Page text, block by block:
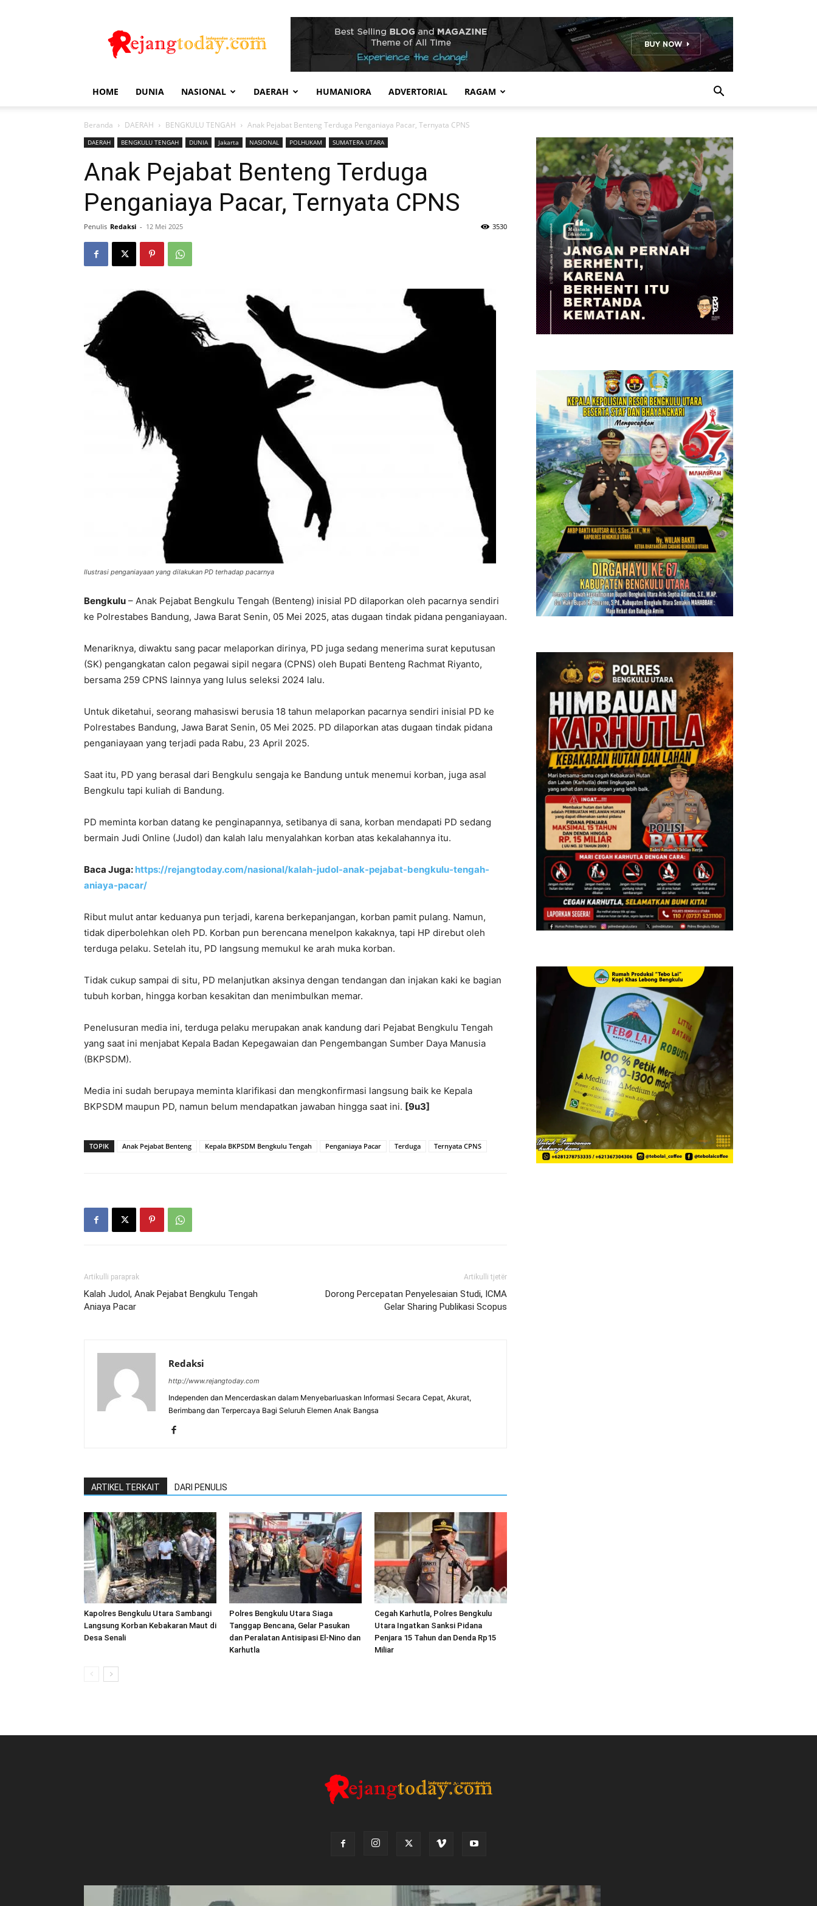
Today
HOME DUNIA NASIONAL DAERAH HUMANIORA ADVERTORIAL RAGAM
Beranda DAERAH BENGKULU TENGAH Anak Pejabat Benteng Terduga Penganiaya Pacar, Ternyata CPNS
DAERAH BENGKULU TENGAH DUNIA Jakarta NASIONAL POLHUKAM SUMATERA UTARA
Anak Pejabat Benteng Terduga
Penganiaya Pacar, Ternyata CPNS
Penulis Redaksi - 12 Mei 2025 3530
Ilustrasi penganiayaan yang dilakukan PD terhadap pacarnya
Bengkulu – Anak Pejabat Bengkulu Tengah (Benteng) inisial PD dilaporkan oleh pacarnya sendiri
ke Polrestabes Bandung, Jawa Barat Senin, 05 Mei 2025, atas dugaan tindak pidana penganiayaan.
Menariknya, diwaktu sang pacar melaporkan dirinya, PD juga sedang menerima surat keputusan
(SK) pengangkatan calon pegawai sipil negara (CPNS) oleh Bupati Benteng Rachmat Riyanto,
bersama 259 CPNS lainnya yang lulus seleksi 2024 lalu.
Untuk diketahui, seorang mahasiswi berusia 18 tahun melaporkan pacarnya sendiri inisial PD ke
Polrestabes Bandung, Jawa Barat Senin, 05 Mei 2025. PD dilaporkan atas dugaan tindak pidana
penganiayaan yang terjadi pada Rabu, 23 April 2025.
Saat itu, PD yang berasal dari Bengkulu sengaja ke Bandung untuk menemui korban, juga asal
Bengkulu tapi kuliah di Bandung.
PD meminta korban datang ke penginapannya, setibanya di sana, korban mendapati PD sedang
bermain Judi Online (Judol) dan kalah lalu menyalahkan korban atas kekalahannya itu.
Baca Juga: https://rejangtoday.com/nasional/kalah-judol-anak-pejabat-bengkulu-tengah-
aniaya-pacar/
Ribut mulut antar keduanya pun terjadi, karena berkepanjangan, korban pamit pulang. Namun,
tidak diperbolehkan oleh PD. Korban pun berencana menelpon kakaknya, tapi HP direbut oleh
terduga pelaku. Setelah itu, PD langsung memukul ke arah muka korban.
Tidak cukup sampai di situ, PD melanjutkan aksinya dengan tendangan dan injakan kaki ke bagian
tubuh korban, hingga korban kesakitan dan menimbulkan memar.
Penelusuran media ini, terduga pelaku merupakan anak kandung dari Pejabat Bengkulu Tengah
yang saat ini menjabat Kepala Badan Kepegawaian dan Pengembangan Sumber Daya Manusia
(BKPSDM).
Media ini sudah berupaya meminta klarifikasi dan mengkonfirmasi langsung baik ke Kepala
BKPSDM maupun PD, namun belum mendapatkan jawaban hingga saat ini. [9u3]
TOPIK Anak Pejabat Benteng Kepala BKPSDM Bengkulu Tengah Penganiaya Pacar Terduga Ternyata CPNS
Artikulli paraprak
Kalah Judol, Anak Pejabat Bengkulu Tengah
Aniaya Pacar
Artikulli tjetër
Dorong Percepatan Penyelesaian Studi, ICMA
Gelar Sharing Publikasi Scopus
Redaksi
http://www.rejangtoday.com
Independen dan Mencerdaskan dalam Menyebarluaskan Informasi Secara Cepat, Akurat,
Berimbang dan Terpercaya Bagi Seluruh Elemen Anak Bangsa
ARTIKEL TERKAIT DARI PENULIS
Kapolres Bengkulu Utara Sambangi
Langsung Korban Kebakaran Maut di
Desa Senali
Polres Bengkulu Utara Siaga
Tanggap Bencana, Gelar Pasukan
dan Peralatan Antisipasi El-Nino dan
Karhutla
Cegah Karhutla, Polres Bengkulu
Utara Ingatkan Sanksi Pidana
Penjara 15 Tahun dan Denda Rp15
Miliar